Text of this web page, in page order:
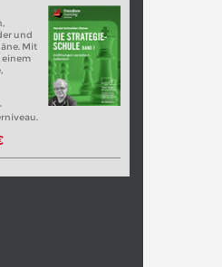
und
Mit